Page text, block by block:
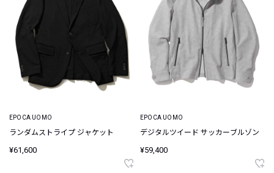
EPOCA UOMO
ランダムストライプ ジャケット
¥61,600
EPOCA UOMO
デジタルツイード サッカーブルゾン
¥59,400